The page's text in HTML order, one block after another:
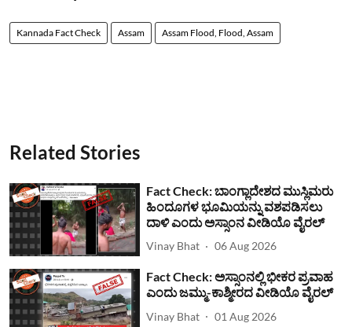
Kannada Fact Check Assam Assam Flood, Flood, Assam
Related Stories
Fact Check: ಬಾಂಗ್ಲಾದೇಶದ ಮುಸ್ಲಿಮರು
ಹಿಂದೂಗಳ ಭೂಮಿಯನ್ನು ವಶಪಡಿಸಲು
ದಾಳಿ ಎಂದು ಅಸ್ಸಾಂನ ವೀಡಿಯೊ ವೈರಲ್
Vinay Bhat 06 Aug 2026
Fact Check: ಅಸ್ಸಾಂನಲ್ಲಿ ಭೀಕರ ಪ್ರವಾಹ
ಎಂದು ಜಮ್ಮು-ಕಾಶ್ಮೀರದ ವೀಡಿಯೊ ವೈರಲ್
Vinay Bhat 01 Aug 2026